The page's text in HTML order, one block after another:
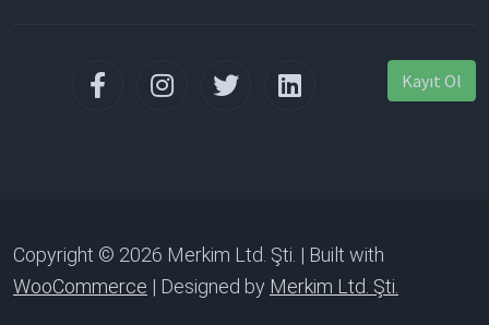
Kayıt Ol
Copyright © 2026 Merkim Ltd. Şti. | Built with
WooCommerce | Designed by Merkim Ltd. Şti.